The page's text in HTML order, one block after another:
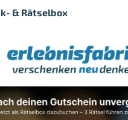
& Rätselbox